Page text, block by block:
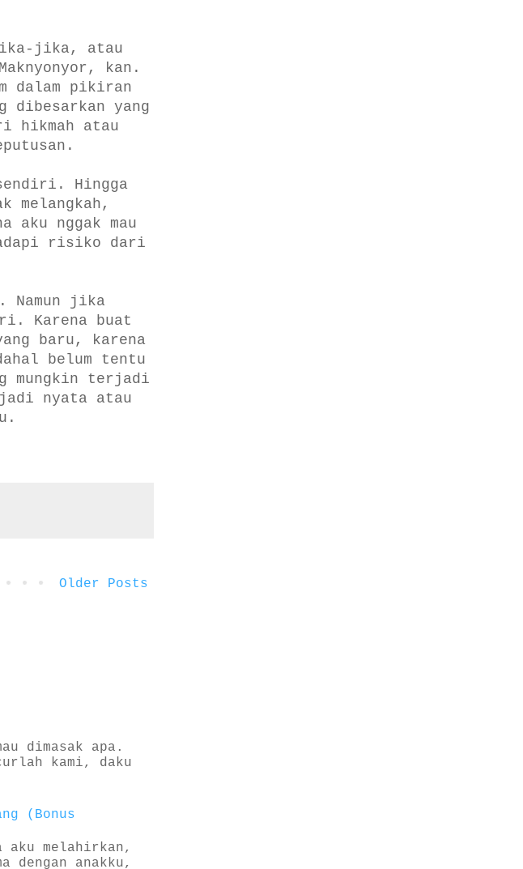
jika, atau
kan.
dalam pikiran
dibesarkan yang
hikmah atau
Hingga
melangkah,
aku nggak mau
risiko dari
Namun jika
Karena buat
baru, karena
belum tentu
mungkin terjadi
nyata atau
Older Posts
dimasak apa.
kami, daku
(Bonus
aku melahirkan,
dengan anakku,